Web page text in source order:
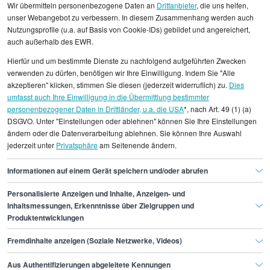
statistischen Erhebungen durch StepStone. Es sind
Durchschnittswerte und die Angaben können nicht
einzelnen Stellenangeboten zugeordnet werden.
Gehaltsinformationen Handwerk
Elektroniker/in
Elektroniker/in Duisburg
Finde den Job,
der zu dir passt.
Wir übermitteln personenbezogene Daten an Drittanbieter, die uns helfen,
unser Webangebot zu verbessern. In diesem Zusammenhang werden auch
Nutzungsprofile (u.a. auf Basis von Cookie-IDs) gebildet und angereichert,
auch außerhalb des EWR.
Hierfür und um bestimmte Dienste zu nachfolgend aufgeführten Zwecken
verwenden zu dürfen, benötigen wir Ihre Einwilligung. Indem Sie "Alle
akzeptieren" klicken, stimmen Sie diesen (jederzeit widerruflich) zu. Dies
umfasst auch Ihre Einwilligung in die Übermittlung bestimmter
personenbezogener Daten in Drittländer, u.a. die USA*, nach Art. 49 (1) (a)
DSGVO. Unter "Einstellungen oder ablehnen" können Sie Ihre Einstellungen
ändern oder die Datenverarbeitung ablehnen. Sie können Ihre Auswahl
jederzeit unter Privatsphäream Seitenende ändern.
Informationen auf einem Gerät speichern und/oder abrufen
Personalisierte Anzeigen und Inhalte, Anzeigen- und
Inhaltsmessungen, Erkenntnisse über Zielgruppen und
Produktentwicklungen
Fremdinhalte anzeigen (Soziale Netzwerke, Videos)
Aus Authentifizierungen abgeleitete Kennungen